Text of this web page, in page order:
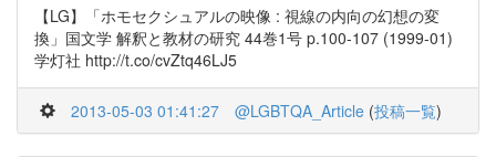
【LG】「ホモセクシュアルの映像 : 視線の内向の幻想の変
換」国文学 解釈と教材の研究 44巻1号 p.100-107 (1999-01)
学灯社 http://t.co/cvZtq46LJ5
2013-05-03 01:41:27 @LGBTQA_Article (投稿一覧)